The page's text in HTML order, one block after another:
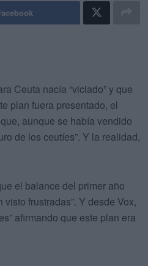
Ceuta nacía “viciado” y que
plan fuera presentado, el
aunque se había vendido
de los ceutíes”. Y la realidad,
el balance del primer año
frustradas”. Y desde Vox,
afirmando que este plan era